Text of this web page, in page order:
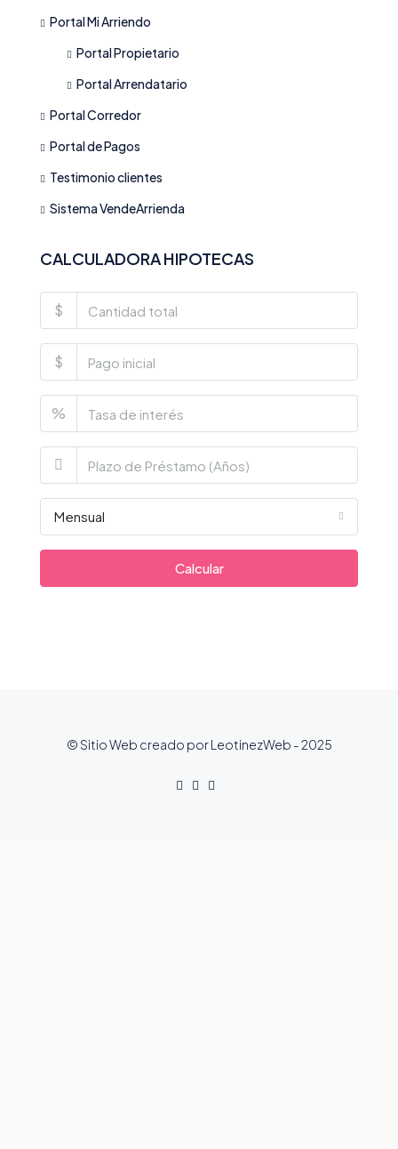
Portal Mi Arriendo
Portal Propietario
Portal Arrendatario
Portal Corredor
Portal de Pagos
Testimonio clientes
Sistema VendeArrienda
CALCULADORA HIPOTECAS
$
$
%
Mensual
Calcular
© Sitio Web creado por LeotinezWeb - 2025